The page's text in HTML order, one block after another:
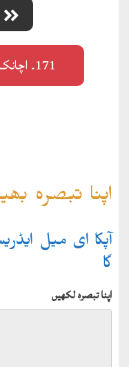
171۔ اچانک جھنگ کی تقدیر جاگی
اپنا تبصرہ
آپکا ای میل
گا
اپنا تبصرہ لکھیں